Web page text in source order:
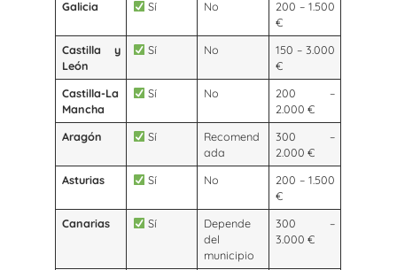
Galicia Sí No
200 – 1.500
€
Castilla y
León
Sí No
150 – 3.000
€
Castilla-La
Mancha
Sí No
200 –
2.000 €
Aragón
Sí
Recomend
ada
300 –
2.000 €
Asturias
Sí No
200 – 1.500
€
Canarias
Sí
Depende
del
municipio
300 –
3.000 €